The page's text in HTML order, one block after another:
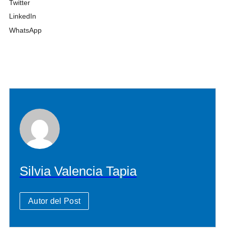
Twitter
LinkedIn
WhatsApp
Silvia Valencia Tapia
Autor del Post